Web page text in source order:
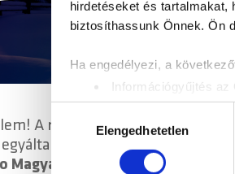
hirdetéseket és
biztosíthassunk Önnek. Ön
Ha engedélyezi, a
Információgyűjtés
Az Ön készülékén
Tudjon meg többet
módosíthatja vagy
kiválasztásaElengedhetetlen
A rádiózás nagyágyúi
nem félnek használni.
Magyarország támogatásával –